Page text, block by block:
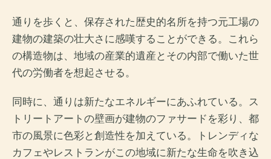
通りを歩くと、保存された歴史的名所を持つ元工場の
建物の建築の壮大さに感嘆することができる。これら
の構造物は、地域の産業的遺産とその内部で働いた世
代の労働者を想起させる。
同時に、通りは新たなエネルギーにあふれている。ス
トリートアートの壁画が建物のファサードを彩り、都
市の風景に色彩と創造性を加えている。トレンディな
カフェやレストランがこの地域に新たな生命を吹き込